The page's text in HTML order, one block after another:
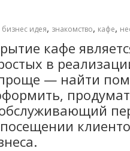
бизнес идея, знакомство, кафе,
кафе
в
— найти